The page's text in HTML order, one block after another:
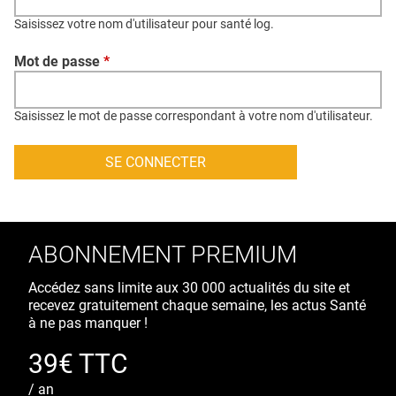
CONTACT
CRÉDITS
Saisissez votre nom d'utilisateur pour santé log.
Mot de passe *
Saisissez le mot de passe correspondant à votre nom d'utilisateur.
ABONNEMENT PREMIUM
Accédez sans limite aux 30 000 actualités du site et
recevez gratuitement chaque semaine, les actus Santé
à ne pas manquer !
39€ TTC
/ an